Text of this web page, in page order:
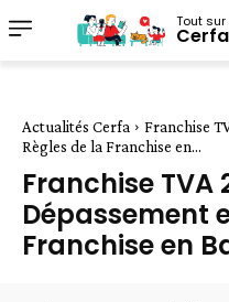
Tout sur
Actualités Cerfa
Franchise
Règles de la Franchise en...
Franchise TVA
Dépassement
Franchise en